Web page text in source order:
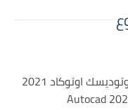
تحميل برنامج اوتوديسك اوتوكاد 2021